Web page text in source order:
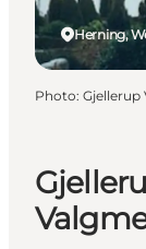
Herning,
Photo: Gjellerup